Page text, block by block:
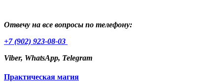
Отвечу на все вопросы по телефону:
+7 (902) 923-08-03
Viber, WhatsApp, Telegram
Практическая магия